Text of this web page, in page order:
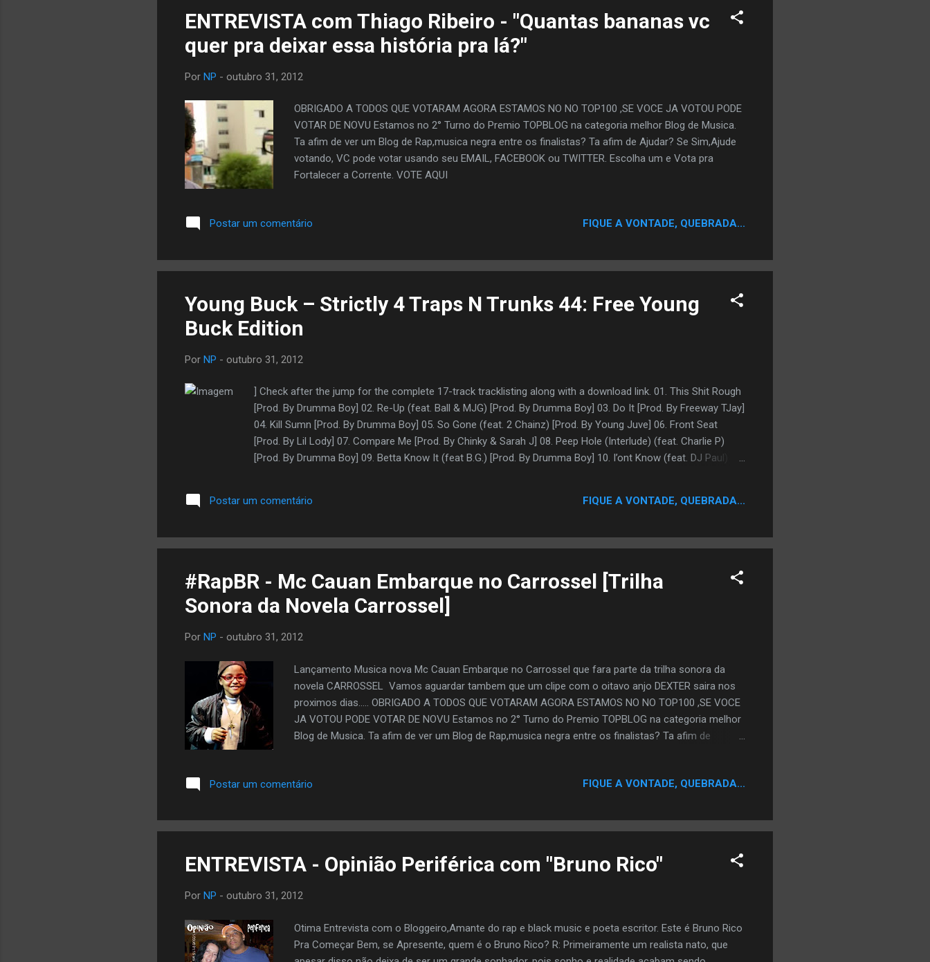
ENTREVISTA com Thiago Ribeiro - "Quantas bananas vc
quer pra deixar essa história pra lá?"
Por NP - outubro 31, 2012
OBRIGADO A TODOS QUE VOTARAM AGORA ESTAMOS NO NO TOP100 ,SE VOCE JA VOTOU PODE
VOTAR DE NOVU Estamos no 2° Turno do Premio TOPBLOG na categoria melhor Blog de Musica.
Ta afim de ver um Blog de Rap,musica negra entre os finalistas? Ta afim de Ajudar? Se Sim,Ajude
votando, VC pode votar usando seu EMAIL, FACEBOOK ou TWITTER. Escolha um e Vota pra
Fortalecer a Corrente. VOTE AQUI
Postar um comentário FIQUE A VONTADE, QUEBRADA...
Young Buck – Strictly 4 Traps N Trunks 44: Free Young
Buck Edition
Por NP - outubro 31, 2012
] Check after the jump for the complete 17-track tracklisting along with a download link. 01. This Shit Rough
[Prod. By Drumma Boy] 02. Re-Up (feat. Ball & MJG) [Prod. By Drumma Boy] 03. Do It [Prod. By Freeway TJay]
04. Kill Sumn [Prod. By Drumma Boy] 05. So Gone (feat. 2 Chainz) [Prod. By Young Juve] 06. Front Seat
[Prod. By Lil Lody] 07. Compare Me [Prod. By Chinky & Sarah J] 08. Peep Hole (Interlude) (feat. Charlie P)
[Prod. By Drumma Boy] 09. Betta Know It (feat B.G.) [Prod. By Drumma Boy] 10. I’ont Know (feat. DJ Paul)
(feat. Tha City Paper)[Prod. By Hits by Chris & Sarah J] 15. Pussy Bill (feat. Tha City Paper) [Prod. By Mouse]
Postar um comentário FIQUE A VONTADE, QUEBRADA...
#RapBR - Mc Cauan Embarque no Carrossel [Trilha
Sonora da Novela Carrossel]
Por NP - outubro 31, 2012
Lançamento Musica nova Mc Cauan Embarque no Carrossel que fara parte da trilha sonora da
novela CARROSSEL Vamos aguardar tambem que um clipe com o oitavo anjo DEXTER saira nos
proximos dias..... OBRIGADO A TODOS QUE VOTARAM AGORA ESTAMOS NO NO TOP100 ,SE VOCE
JA VOTOU PODE VOTAR DE NOVU Estamos no 2° Turno do Premio TOPBLOG na categoria melhor
Blog de Musica. Ta afim de ver um Blog de Rap,musica negra entre os finalistas? Ta afim de
Postar um comentário
FIQUE A VONTADE, QUEBRADA...
ENTREVISTA - Opinião Periférica com "Bruno Rico"
Por NP - outubro 31, 2012
Otima Entrevista com o Bloggeiro,Amante do rap e black music e poeta escritor. Este é Bruno Rico
Pra Começar Bem, se Apresente, quem é o Bruno Rico? R: Primeiramente um realista nato, que